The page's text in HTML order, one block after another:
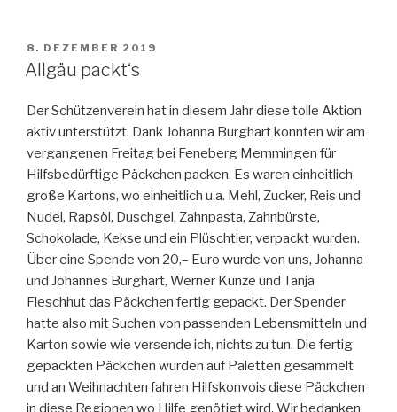
VERÖFFENTLICHT
AM
8. DEZEMBER 2019
Allgäu packt‘s
Der Schützenverein hat in diesem Jahr diese tolle Aktion
aktiv unterstützt. Dank Johanna Burghart konnten wir am
vergangenen Freitag bei Feneberg Memmingen für
Hilfsbedürftige Päckchen packen. Es waren einheitlich
große Kartons, wo einheitlich u.a. Mehl, Zucker, Reis und
Nudel, Rapsöl, Duschgel, Zahnpasta, Zahnbürste,
Schokolade, Kekse und ein Plüschtier, verpackt wurden.
Über eine Spende von 20,– Euro wurde von uns, Johanna
und Johannes Burghart, Werner Kunze und Tanja
Fleschhut das Päckchen fertig gepackt. Der Spender
hatte also mit Suchen von passenden Lebensmitteln und
Karton sowie wie versende ich, nichts zu tun. Die fertig
gepackten Päckchen wurden auf Paletten gesammelt
und an Weihnachten fahren Hilfskonvois diese Päckchen
in diese Regionen wo Hilfe genötigt wird. Wir bedanken